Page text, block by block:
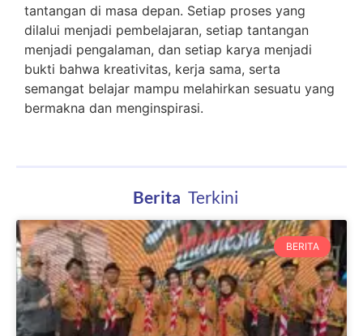
tantangan di masa depan. Setiap proses yang
dilalui menjadi pembelajaran, setiap tantangan
menjadi pengalaman, dan setiap karya menjadi
bukti bahwa kreativitas, kerja sama, serta
semangat belajar mampu melahirkan sesuatu yang
bermakna dan menginspirasi.
Berita Terkini
BERITA